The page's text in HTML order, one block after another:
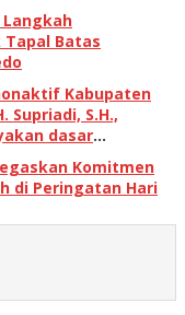
Langkah
Tapal Batas
Kabupaten
Supriadi, S.H.,
dasar
Komitmen
di Peringatan Hari